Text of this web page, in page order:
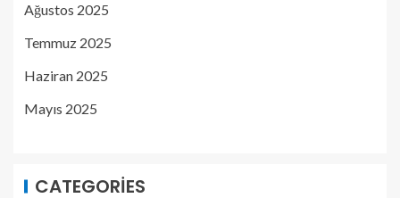
Ağustos 2025
Temmuz 2025
Haziran 2025
Mayıs 2025
CATEGORIES